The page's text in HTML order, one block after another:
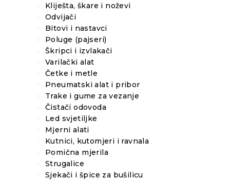
Kliješta, škare i noževi
Odvijači
Bitovi i nastavci
Poluge (pajseri)
Škripci i izvlakači
Varilački alat
Četke i metle
Pneumatski alat i pribor
Trake i gume za vezanje
Čistači odovoda
Led svjetiljke
Mjerni alati
Kutnici, kutomjeri i ravnala
Pomična mjerila
Strugalice
Sjekači i špice za bušilicu